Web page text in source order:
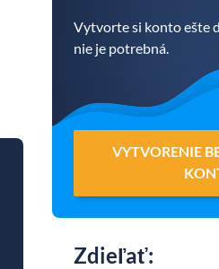
Vytvorte si konto ešte
nie je potrebná.
VYTVORENIE
Zdieľať: